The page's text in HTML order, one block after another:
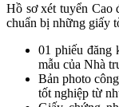
Hồ sơ xét tuyển Cao
chuẩn bị những giấy
01 phiếu đăng
mẫu của Nhà
Bản photo
tốt nghiệp từ